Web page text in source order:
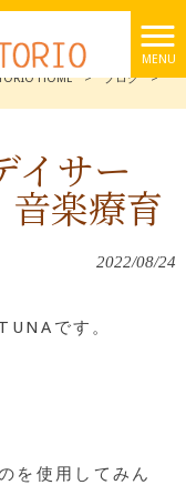
MENU
HOME
> ブログ
>
イサー
楽療育
2022/08/24
です。
を使用してみん